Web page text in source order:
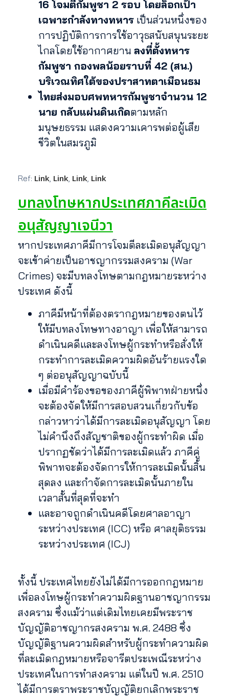
16 โจมตีกัมพูชา 2 รอบ โดยล็อกเป้า
เฉพาะกำลังทางทหาร เป็นส่วนหนึ่งของ
การปฏิบัติการการใช้อาวุธสนับสนุนระยะ
ไกลโดยใช้อากาศยาน ลงที่ตั้งทหาร
กัมพูชา กองพลน้อยราบที่ 42 (สน.)
บริเวณทิศใต้ของปราสาทตาเมือนธม
ไทยส่งมอบศพทหารกัมพูชาจำนวน 12
นาย กลับแผ่นดินเกิดตามหลัก
มนุษยธรรม แสดงความเคารพต่อผู้เสีย
ชีวิตในสมรภูมิ
Ref: Link, Link, Link, Link
บทลงโทษหากประเทศภาคีละเมิด
อนุสัญญาเจนีวา
หากประเทศภาคีมีการโจมตีละเมิดอนุสัญญา
จะเข้าค่ายเป็นอาชญากรรมสงคราม (War
Crimes) จะมีบทลงโทษตามกฎหมายระหว่าง
ประเทศ ดังนี้
ภาคีมีหน้าที่ต้องตรากฎหมายของตนไว้
ให้มีบทลงโทษทางอาญา เพื่อให้สามารถ
ดำเนินคดีและลงโทษผู้กระทำหรือสั่งให้
กระทำการละเมิดความผิดอันร้ายแรงใด
ๆ ต่ออนุสัญญาฉบับนี้
เมื่อมีคำร้องขอของภาคีผู้พิพาทฝ่ายหนึ่ง
จะต้องจัดให้มีการสอบสวนเกี่ยวกับข้อ
กล่าวหาว่าได้มีการละเมิดอนุสัญญา โดย
ไม่คำนึงถึงสัญชาติของผู้กระทำผิด เมื่อ
ปรากฏชัดว่าได้มีการละเมิดแล้ว ภาคีคู่
พิพาทจะต้องจัดการให้การละเมิดนั้นสิ้น
สุดลง และกำจัดการละเมิดนั้นภายใน
เวลาสั้นที่สุดที่จะทำ
และอาจถูกดำเนินคดีโดยศาลอาญา
ระหว่างประเทศ (ICC) หรือ ศาลยุติธรรม
ระหว่างประเทศ (ICJ)
ทั้งนี้ ประเทศไทยยังไม่ได้มีการออกกฎหมาย
เพื่อลงโทษผู้กระทำความผิดฐานอาชญากรรม
สงคราม ซึ่งแม้ว่าแต่เดิมไทยเคยมีพระราช
บัญญัติอาชญากรสงคราม พ.ศ. 2488 ซึ่ง
บัญญัติฐานความผิดสำหรับผู้กระทำความผิด
ที่ละเมิดกฎหมายหรือจารีตประเพณีระหว่าง
ประเทศในการทำสงคราม แต่ในปี พ.ศ. 2510
ได้มีการตราพระราชบัญญัติยกเลิกพระราช